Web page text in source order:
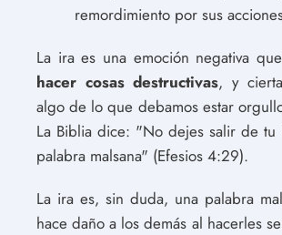
remordimiento por sus
La ira es una emoción negativa que
hacer cosas destructivas, y
algo de lo que debamos estar
La Biblia dice: "No dejes salir de tu
palabra malsana" (Efesios 4:29).
La ira es, sin duda, una palabra
hace daño a los demás al hacerles